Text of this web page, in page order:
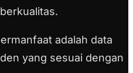
adalah data
yang sesuai dengan